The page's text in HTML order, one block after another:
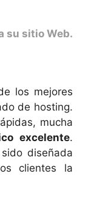
su sitio Web.
los mejores
de hosting.
mucha
excelente.
diseñada
clientes la